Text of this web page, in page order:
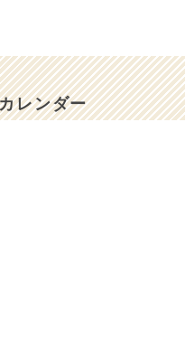
）と2/28（土）は、お
金）は、お休みをいた
火）と12/24（水）は
木）と12/19（金）は
火）〜12/11（木）は、
日）と12/1（月）は、
水）と11/27（木）は
金）は、午後はお休み
レンダー